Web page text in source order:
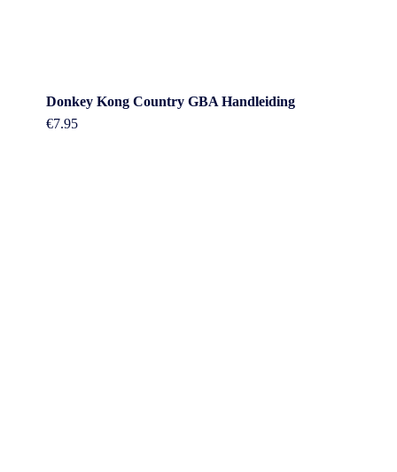
Donkey Kong Country GBA Handleiding
€7.95